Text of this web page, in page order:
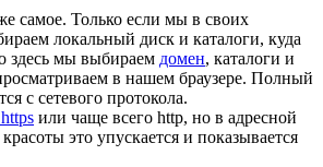
самое. Только если мы в своих
локальный диск и каталоги, куда
здесь мы выбираем домен, каталоги и
в нашем браузере. Полный
с сетевого протокола.
или чаще всего http, но в адресной
это упускается и показывается